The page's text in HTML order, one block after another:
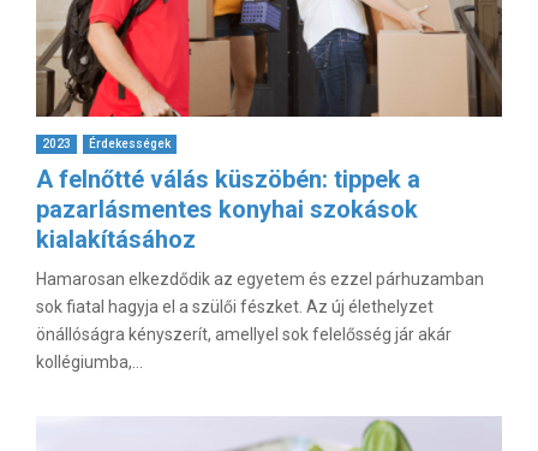
2023 Érdekességek
A felnőtté válás küszöbén: tippek a
pazarlásmentes konyhai szokások
kialakításához
Hamarosan elkezdődik az egyetem és ezzel párhuzamban
sok fiatal hagyja el a szülői fészket. Az új élethelyzet
önállóságra kényszerít, amellyel sok felelősség jár akár
kollégiumba,...